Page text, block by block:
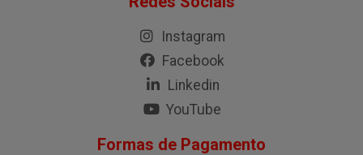
Instagram
Facebook
Linkedin
YouTube
Formas de Pagamento